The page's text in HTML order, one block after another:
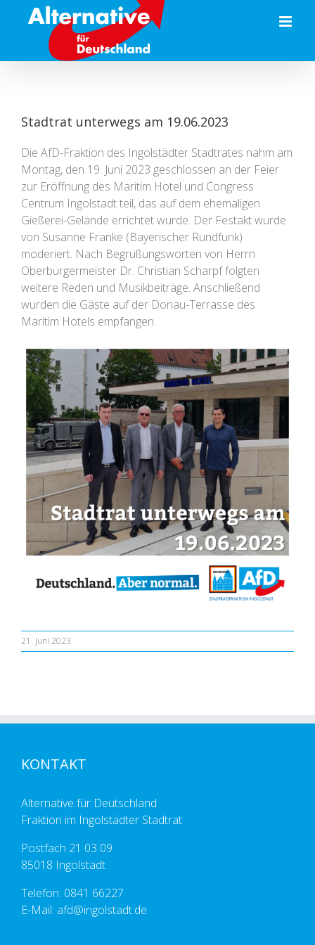
Stadtrat unterwegs am 19.06.2023
Die AfD-Fraktion des Ingolstädter Stadtrates nahm am
Montag, den 19. Juni 2023 geschlossen an der Feier
zur Eröffnung des Maritim Hotel und Congress
Centrum Ingolstadt teil, das auf dem ehemaligen
Gießerei-Gelände errichtet wurde. Der Festakt wurde
von Susanne Franke (Bayerischer Rundfunk)
moderiert. Nach Begrüßungsworten von Herrn
Oberbürgermeister Dr. Christian Scharpf folgten
weitere Reden und Musikbeiträge. Anschließend
wurden die Gäste auf der Donau-Terrasse des
Maritim Hotels empfangen.
21. Juni 2023
KONTAKT
Alternative für Deutschland
Fraktion im Ingolstädter Stadtrat
Postfach 21 03 09
85018 Ingolstadt
Telefon: 0841 66227
E-Mail: afd@ingolstadt.de